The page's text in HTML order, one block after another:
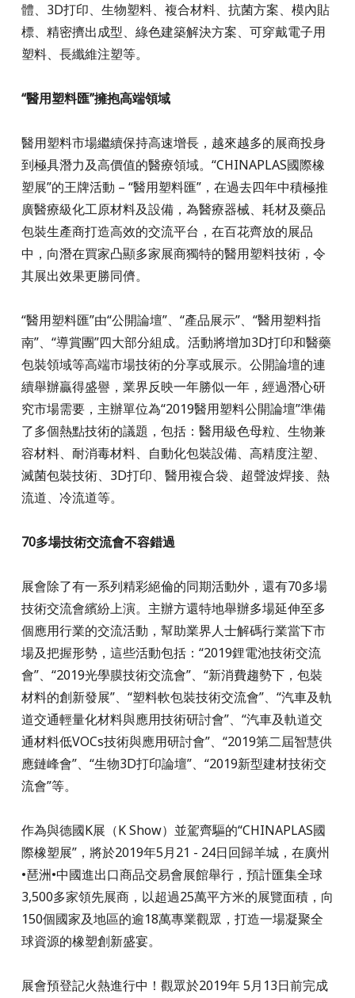
體、3D打印、生物塑料、複合材料、抗菌方案、模內貼
標、精密擠出成型、綠色建築解決方案、可穿戴電子用
塑料、長纖維注塑等。
“醫用塑料匯”擁抱高端領域
醫用塑料市場繼續保持高速增長，越來越多的展商投身
到極具潛力及高價值的醫療領域。“CHINAPLAS國際橡
塑展”的王牌活動 – “醫用塑料匯”，在過去四年中積極推
廣醫療級化工原材料及設備，為醫療器械、耗材及藥品
包裝生產商打造高效的交流平台，在百花齊放的展品
中，向潛在買家凸顯多家展商獨特的醫用塑料技術，令
其展出效果更勝同儕。
“醫用塑料匯”由“公開論壇”、“產品展示”、“醫用塑料指
南”、“導賞團”四大部分組成。活動將增加3D打印和醫藥
包裝領域等高端市場技術的分享或展示。公開論壇的連
續舉辦贏得盛譽，業界反映一年勝似一年，經過潛心研
究市場需要，主辦單位為“2019醫用塑料公開論壇”準備
了多個熱點技術的議題，包括：醫用級色母粒、生物兼
容材料、耐消毒材料、自動化包裝設備、高精度注塑、
滅菌包裝技術、3D打印、醫用複合袋、超聲波焊接、熱
流道、冷流道等。
70多場技術交流會不容錯過
展會除了有一系列精彩絕倫的同期活動外，還有70多場
技術交流會繽紛上演。主辦方還特地舉辦多場延伸至多
個應用行業的交流活動，幫助業界人士解碼行業當下市
場及把握形勢，這些活動包括：“2019鋰電池技術交流
會”、“2019光學膜技術交流會”、“新消費趨勢下，包裝
材料的創新發展”、“塑料軟包裝技術交流會”、“汽車及軌
道交通輕量化材料與應用技術研討會”、“汽車及軌道交
通材料低VOCs技術與應用研討會”、“2019第二屆智慧供
應鏈峰會”、“生物3D打印論壇”、“2019新型建材技術交
流會”等。
作為與德國K展（K Show）並駕齊驅的“CHINAPLAS國
際橡塑展”，將於2019年5月21 - 24日回歸羊城，在廣州
•琶洲•中國進出口商品交易會展館舉行，預計匯集全球
3,500多家領先展商，以超過25萬平方米的展覽面積，向
150個國家及地區的逾18萬專業觀眾，打造一場凝聚全
球資源的橡塑創新盛宴。
展會預登記火熱進行中！觀眾於2019年 5月13日前完成